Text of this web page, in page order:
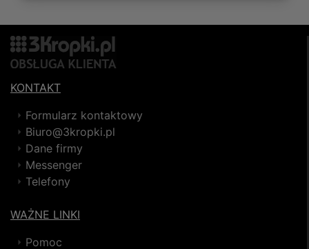
KONTAKT
Formularz kontaktowy
Biuro@3kropki.pl
Dane firmy
Messenger
Telefony
WAŻNE LINKI
Pomoc